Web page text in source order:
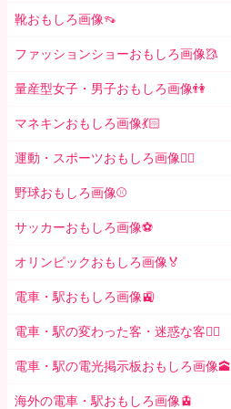
靴おもしろ画像👡
ファッションショーおもしろ画像🥻
量産型女子・男子おもしろ画像👫
マネキンおもしろ画像💃🏻
運動・スポーツおもしろ画像🏃‍♂️
野球おもしろ画像⚾
サッカーおもしろ画像⚽️
オリンピックおもしろ画像🏅
電車・駅おもしろ画像🚉
電車・駅の変わった客・迷惑な客🤦‍♀️
電車・駅の電光掲示板おもしろ画像🕋
海外の電車・駅おもしろ画像🚊